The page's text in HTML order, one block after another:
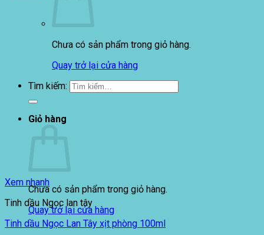
Chưa có sản phẩm trong giỏ hàng.
Quay trở lại cửa hàng
Tìm kiếm:
Giỏ hàng
Chưa có sản phẩm trong giỏ hàng.
Quay trở lại cửa hàng
Xem nhanh
Tinh dầu Ngọc lan tây
Tinh dầu Ngọc Lan Tây xịt phòng 100ml